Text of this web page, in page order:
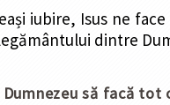
iubire, Isus ne
dintre
să facă tot